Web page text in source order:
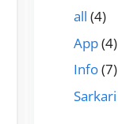
all (4)
App(4)
Info(7)